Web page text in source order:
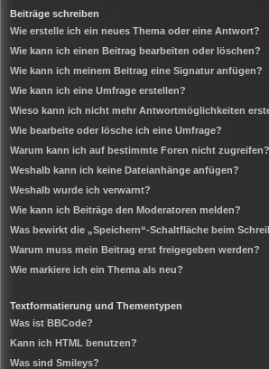
Beiträge schreiben
Wie erstelle ich ein neues Thema oder eine Antwort?
Wie kann ich einen Beitrag bearbeiten oder löschen?
Wie kann ich meinem Beitrag eine Signatur anfügen?
Wie kann ich eine Umfrage erstellen?
Wieso kann ich nicht mehr Antwortmöglichkeiten
Wie bearbeite oder lösche ich eine Umfrage?
Warum kann ich auf bestimmte Foren nicht zugreifen?
Weshalb kann ich keine Dateianhänge anfügen?
Weshalb wurde ich verwarnt?
Wie kann ich Beiträge den Moderatoren melden?
Was bewirkt die „Speichern“-Schaltfläche beim
Warum muss mein Beitrag erst freigegeben werden?
Wie markiere ich ein Thema als neu?
Textformatierung und Thementypen
Was ist BBCode?
Kann ich HTML benutzen?
Was sind Smileys?